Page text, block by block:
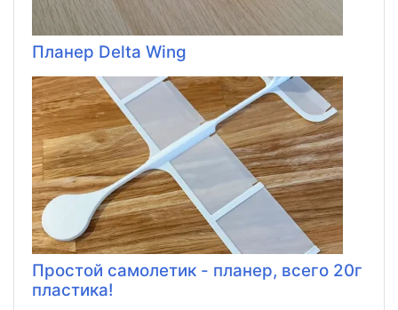
Планер Delta Wing
Простой самолетик - планер, всего 20г
пластика!